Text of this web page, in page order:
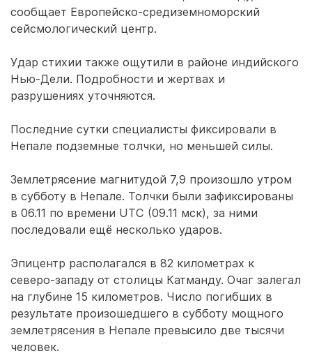
сообщает Европейско-средиземноморский
сейсмологический центр.
Удар стихии также ощутили в районе индийского
Нью-Дели. Подробности и жертвах и
разрушениях уточняются.
Последние сутки специалисты фиксировали в
Непале подземные толчки, но меньшей силы.
Землетрясение магнитудой 7,9 произошло утром
в субботу в Непале. Толчки были зафиксированы
в 06.11 по времени UTC (09.11 мск), за ними
последовали ещё несколько ударов.
Эпицентр располагался в 82 километрах к
северо-западу от столицы Катманду. Очаг залегал
на глубине 15 километров. Число погибших в
результате произошедшего в субботу мощного
землетрясения в Непале превысило две тысячи
человек.